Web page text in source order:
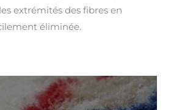
extrémités des fibres en
éliminée.